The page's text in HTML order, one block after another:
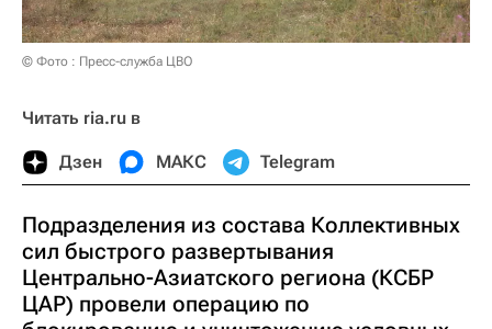
© Фото : Пресс-служба ЦВО
Читать ria.ru в
Дзен МАКС Telegram
Подразделения из состава Коллективных
сил быстрого развертывания
Центрально-Азиатского региона (КСБР
ЦАР) провели операцию по